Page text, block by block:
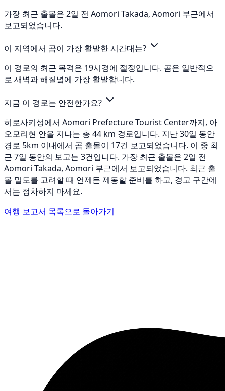
가장 최근 출몰은 2일 전 Aomori Takada, Aomori 부근에서
보고되었습니다.
이 지역에서 곰이 가장 활발한 시간대는?
이 경로의 최근 목격은 19시경에 절정입니다. 곰은 일반적으
로 새벽과 해질녘에 가장 활발합니다.
지금 이 경로는 안전한가요?
히로사키성에서 Aomori Prefecture Tourist Center까지, 아
오모리현 안을 지나는 총 44 km 경로입니다. 지난 30일 동안
경로 5km 이내에서 곰 출몰이 17건 보고되었습니다. 이 중 최
근 7일 동안의 보고는 3건입니다. 가장 최근 출몰은 2일 전
Aomori Takada, Aomori 부근에서 보고되었습니다. 최근 출
몰 밀도를 고려할 때 언제든 제동할 준비를 하고, 경고 구간에
서는 정차하지 마세요.
여행 보고서 목록으로 돌아가기